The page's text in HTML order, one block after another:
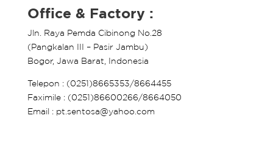
Office & Factory :
Jln. Raya Pemda Cibinong No.28
(Pangkalan III – Pasir Jambu)
Bogor, Jawa Barat, Indonesia
Telepon : (0251)8665353/8664455
Faximile : (0251)86600266/8664050
Email : pt.sentosa@yahoo.com